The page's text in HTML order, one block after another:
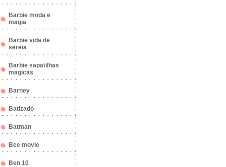
Barbie moda e
magia
Barbie vida de
sereia
Barbie sapatilhas
magicas
Barney
Batizado
Batman
Bee movie
Ben 10